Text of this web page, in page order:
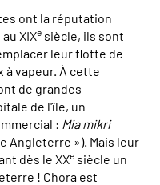
ont la réputation
XIXe siècle, ils sont
leur flotte de
à vapeur. À cette
de grandes
de l'île, un
: Mia mikri
»). Mais leur
dès le XXe siècle un
! Chora est